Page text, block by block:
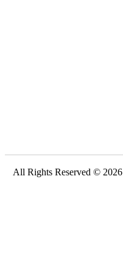
All Rights Reserved © 2026